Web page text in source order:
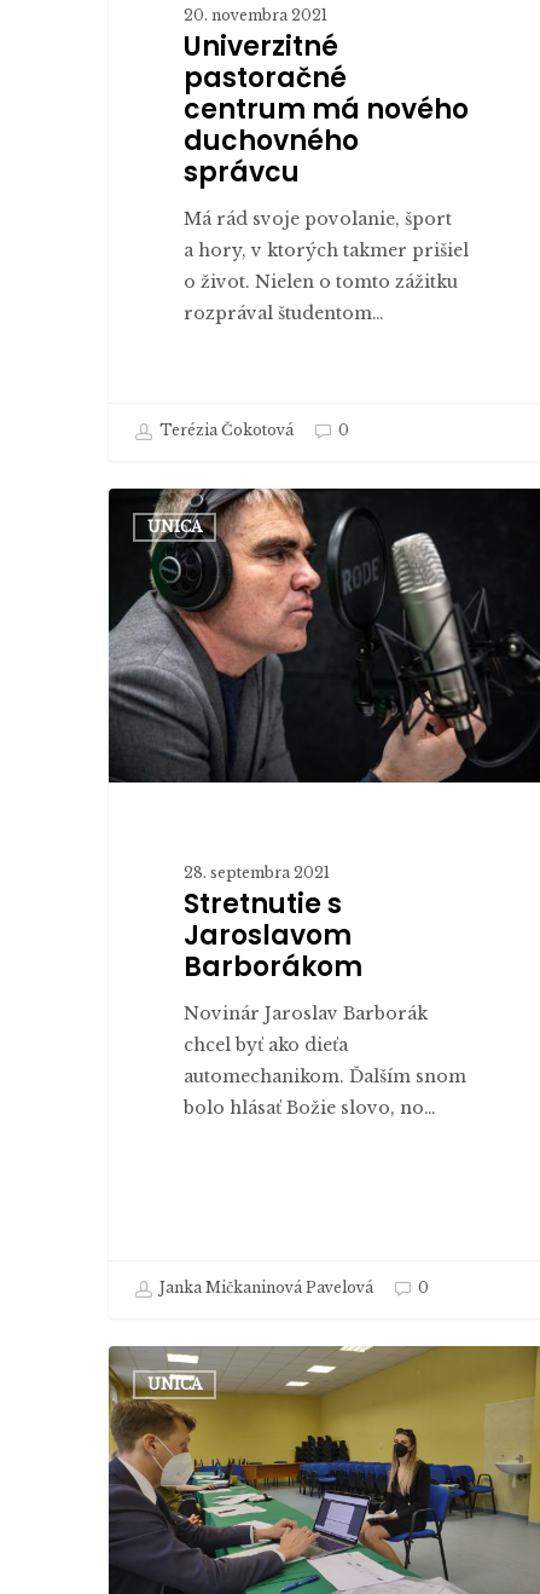
20. novembra 2021
Univerzitné
pastoračné
centrum má nového
duchovného
správcu
Má rád svoje povolanie, šport
a hory, v ktorých takmer prišiel
o život. Nielen o tomto zážitku
rozprával študentom…
Terézia Čokotová 0
Stretnutie
Jaroslavom
Barborákom
UNICA
28. septembra 2021
Stretnutie s
Jaroslavom
Barborákom
Novinár Jaroslav Barborák
chcel byť ako dieťa
automechanikom. Ďalším snom
bolo hlásať Božie slovo, no…
Janka Mičkaninová Pavelová 0
Májové
štátnice
na
katedre
žurnalistiky
boli
na
UNICA